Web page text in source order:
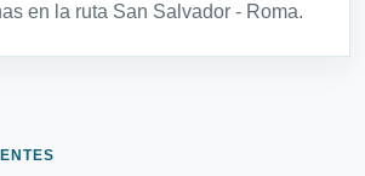
en la ruta San Salvador - Roma.